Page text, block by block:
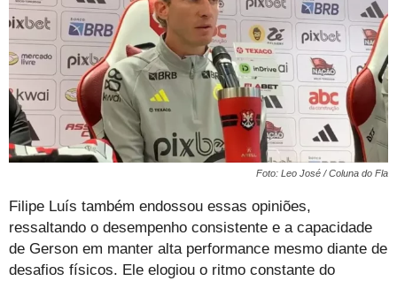
Foto: Leo José / Coluna do Fla
Filipe Luís também endossou essas opiniões,
ressaltando o desempenho consistente e a capacidade
de Gerson em manter alta performance mesmo diante de
desafios físicos. Ele elogiou o ritmo constante do